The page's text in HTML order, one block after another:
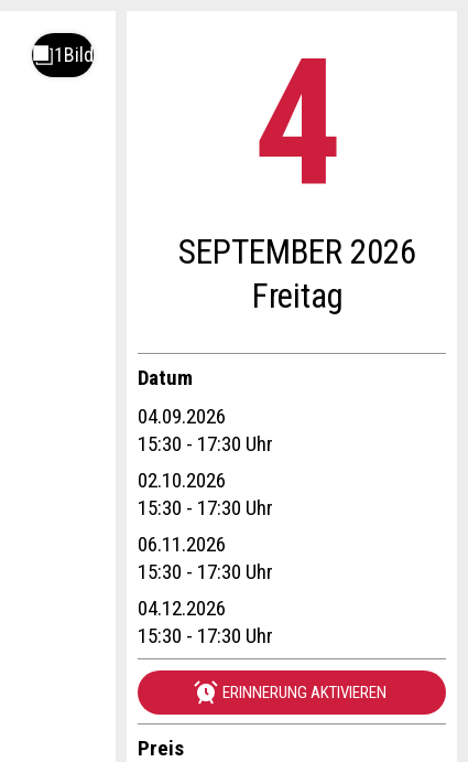
Freitag
4
SEPTEMBER 2026
Datum
04.09.2026
15:30 - 17:30 Uhr
02.10.2026
15:30 - 17:30 Uhr
06.11.2026
15:30 - 17:30 Uhr
04.12.2026
15:30 - 17:30 Uhr
ERINNERUNG AKTIVIEREN
Preis